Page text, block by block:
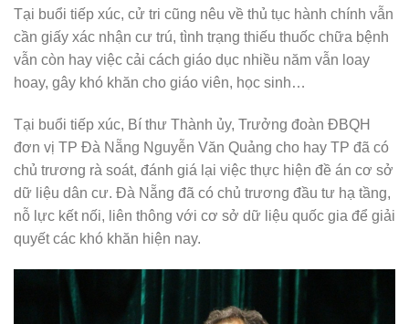
Tại buổi tiếp xúc, cử tri cũng nêu về thủ tục hành chính vẫn
cần giấy xác nhận cư trú, tình trạng thiếu thuốc chữa bệnh
vẫn còn hay việc cải cách giáo dục nhiều năm vẫn loay
hoay, gây khó khăn cho giáo viên, học sinh…
Tại buổi tiếp xúc, Bí thư Thành ủy, Trưởng đoàn ĐBQH
đơn vị TP Đà Nẵng Nguyễn Văn Quảng cho hay TP đã có
chủ trương rà soát, đánh giá lại việc thực hiện đề án cơ sở
dữ liệu dân cư. Đà Nẵng đã có chủ trương đầu tư hạ tầng,
nỗ lực kết nối, liên thông với cơ sở dữ liệu quốc gia để giải
quyết các khó khăn hiện nay.